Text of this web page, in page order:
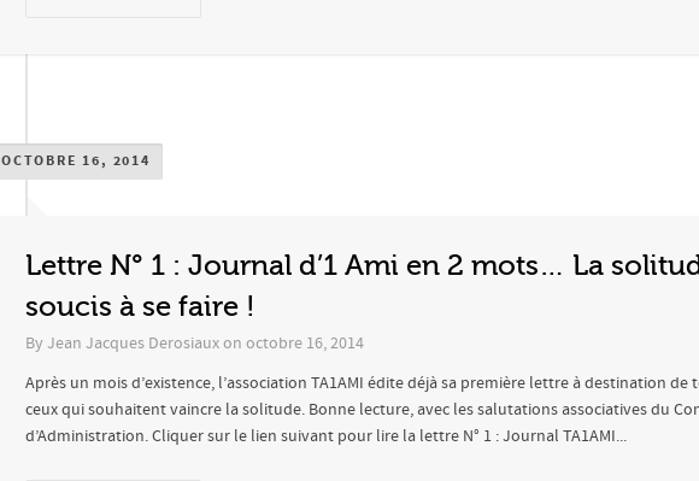
OCTOBRE 16, 2014
Lettre N° 1 : Journal d’1 Ami en 2 mots… La
soucis à se faire !
By Jean Jacques Derosiauxon octobre 16, 2014
Après un mois d’existence, l’association TA1AMI édite déjà sa première lettre à destination de
ceux qui souhaitent vaincre la solitude. Bonne lecture, avec les salutations associatives du
d’Administration. Cliquer sur le lien suivant pour lire la lettre N° 1 : Journal TA1AMI...